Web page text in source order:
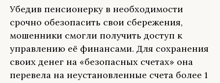
Убедив пенсионерку в необходимости
срочно обезопасить свои сбережения,
мошенники смогли получить доступ к
управлению её финансами. Для сохранения
своих денег на «безопасных счетах» она
перевела на неустановленные счета более 1